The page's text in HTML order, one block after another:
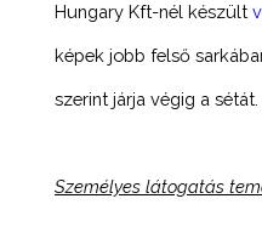
Hungary Kft-nél készült
képek jobb felső
szerint járja végig a
Személyes látogatás